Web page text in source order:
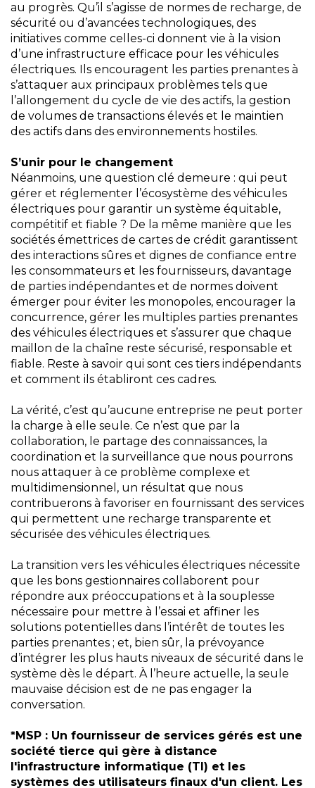
au progrès. Qu’il s’agisse de normes de recharge, de
sécurité ou d’avancées technologiques, des
initiatives comme celles-ci donnent vie à la vision
d’une infrastructure efficace pour les véhicules
électriques. Ils encouragent les parties prenantes à
s’attaquer aux principaux problèmes tels que
l’allongement du cycle de vie des actifs, la gestion
de volumes de transactions élevés et le maintien
des actifs dans des environnements hostiles.
S’unir pour le changement
Néanmoins, une question clé demeure : qui peut
gérer et réglementer l’écosystème des véhicules
électriques pour garantir un système équitable,
compétitif et fiable ? De la même manière que les
sociétés émettrices de cartes de crédit garantissent
des interactions sûres et dignes de confiance entre
les consommateurs et les fournisseurs, davantage
de parties indépendantes et de normes doivent
émerger pour éviter les monopoles, encourager la
concurrence, gérer les multiples parties prenantes
des véhicules électriques et s’assurer que chaque
maillon de la chaîne reste sécurisé, responsable et
fiable. Reste à savoir qui sont ces tiers indépendants
et comment ils établiront ces cadres.
La vérité, c’est qu’aucune entreprise ne peut porter
la charge à elle seule. Ce n’est que par la
collaboration, le partage des connaissances, la
coordination et la surveillance que nous pourrons
nous attaquer à ce problème complexe et
multidimensionnel, un résultat que nous
contribuerons à favoriser en fournissant des services
qui permettent une recharge transparente et
sécurisée des véhicules électriques.
La transition vers les véhicules électriques nécessite
que les bons gestionnaires collaborent pour
répondre aux préoccupations et à la souplesse
nécessaire pour mettre à l’essai et affiner les
solutions potentielles dans l’intérêt de toutes les
parties prenantes ; et, bien sûr, la prévoyance
d’intégrer les plus hauts niveaux de sécurité dans le
système dès le départ. À l’heure actuelle, la seule
mauvaise décision est de ne pas engager la
conversation.
*MSP : Un fournisseur de services gérés est une
société tierce qui gère à distance
l'infrastructure informatique (TI) et les
systèmes des utilisateurs finaux d'un client. Les